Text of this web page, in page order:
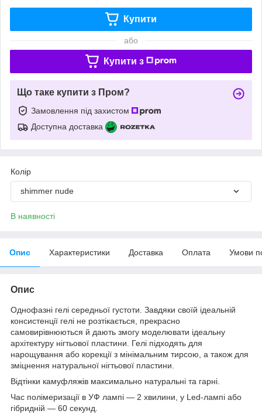
Купити
або
Купити з
Що таке купити з Пром?
Замовлення під захистом
Доступна доставка
Колір
shimmer nude
В наявності
Опис Характеристики Доставка Оплата Умови
Опис
Однофазні гелі середньої густоти. Завдяки своїй ідеальній
консистенції гелі не розтікається, прекрасно
самовирівнюються й дають змогу моделювати ідеальну
архітектуру нігтьової пластини. Гелі підходять для
нарощування або корекції з мінімальним тирсою, а також для
зміцнення натуральної нігтьової пластини.
Відтінки камуфляжів максимально натуральні та гарні.
Час полімеризації в УФ лампі — 2 хвилини, у Led-лампі або
гібридній — 60 секунд.